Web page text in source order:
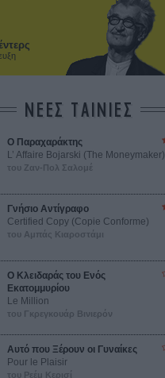
ΝΕΕΣ ΤΑΙΝΙΕΣ
Ο Παραχαράκτης
L’ Affaire Bojarski (The Moneymaker)
του Ζαν-Πολ Σαλομέ
Γνήσιο Αντίγραφο
Certified Copy (Copie Conforme)
του Αμπάς Κιαροστάμι
Ο Κλειδαράς του Ενός
Εκατομμυρίου
Le Million
του Γκρεγκουάρ Βινιερόν
Αυτό που Ξέρουν οι Γυναίκες
Pour le Plaisir
του Ρεέμ Κερισί